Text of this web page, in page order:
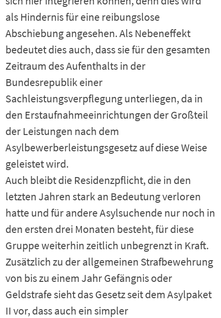
als Hindernis für eine reibungslose
Abschiebung angesehen. Als Nebeneffekt
bedeutet dies auch, dass sie für den gesamten
Zeitraum des Aufenthalts in der
Bundesrepublik einer
Sachleistungsverpflegung unterliegen, da in
den Erstaufnahmeeinrichtungen der Großteil
der Leistungen nach dem
Asylbewerberleistungsgesetz auf diese Weise
geleistet wird.
Auch bleibt die Residenzpflicht, die in den
letzten Jahren stark an Bedeutung verloren
hatte und für andere Asylsuchende nur noch in
den ersten drei Monaten besteht, für diese
Gruppe weiterhin zeitlich unbegrenzt in Kraft.
Zusätzlich zu der allgemeinen Strafbewehrung
von bis zu einem Jahr Gefängnis oder
Geldstrafe sieht das Gesetz seit dem Asylpaket
II vor, dass auch ein simpler